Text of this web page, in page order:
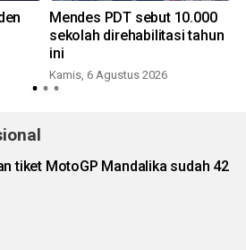
Mendes PDT sebut 10.000
sekolah direhabilitasi tahun
ini
Kamis, 6 Agustus 2026
tiket MotoGP Mandalika sudah 42